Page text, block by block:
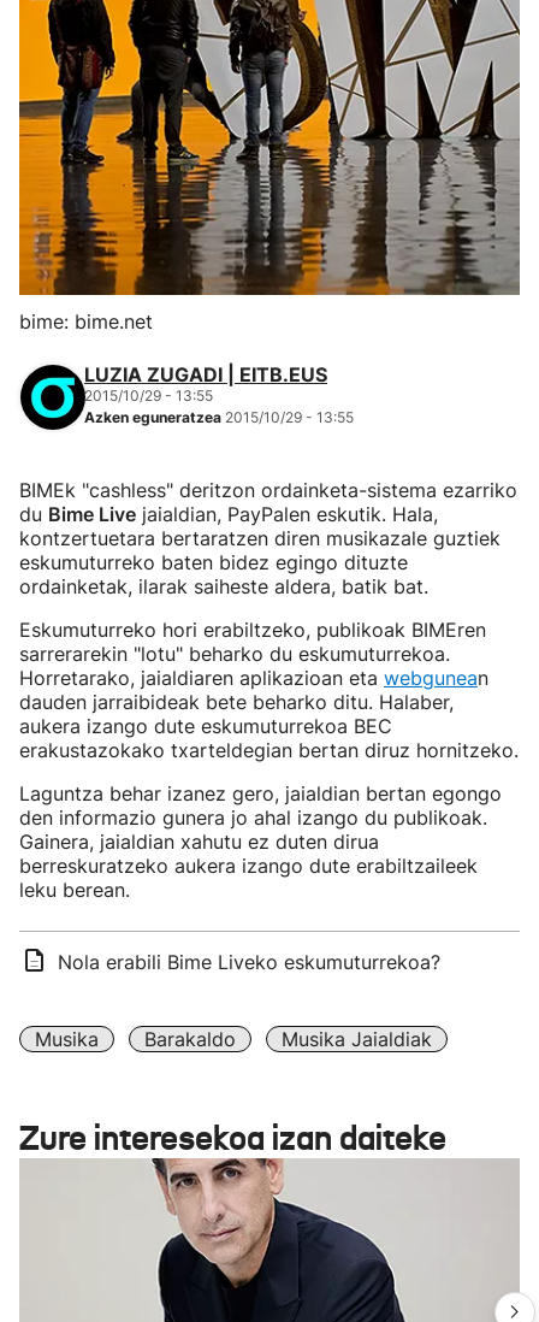
bime: bime.net
LUZIA ZUGADI | EITB.EUS
2015/10/29 - 13:55
Azken eguneratzea 2015/10/29 - 13:55
BIMEk "cashless" deritzon ordainketa-sistema ezarriko
du Bime Live jaialdian, PayPalen eskutik. Hala,
kontzertuetara bertaratzen diren musikazale guztiek
eskumuturreko baten bidez egingo dituzte
ordainketak, ilarak saiheste aldera, batik bat.
Eskumuturreko hori erabiltzeko, publikoak BIMEren
sarrerarekin "lotu" beharko du eskumuturrekoa.
Horretarako, jaialdiaren aplikazioan eta webgunean
dauden jarraibideak bete beharko ditu. Halaber,
aukera izango dute eskumuturrekoa BEC
erakustazokako txarteldegian bertan diruz hornitzeko.
Laguntza behar izanez gero, jaialdian bertan egongo
den informazio gunera jo ahal izango du publikoak.
Gainera, jaialdian xahutu ez duten dirua
berreskuratzeko aukera izango dute erabiltzaileek
leku berean.
Nola erabili Bime Liveko eskumuturrekoa?
Musika Barakaldo Musika Jaialdiak
Zure interesekoa izan daiteke